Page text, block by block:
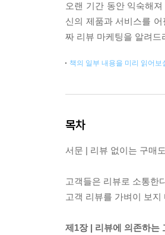
오랜 기간 동안 익숙해
신의 제품과 서비스를
짜 리뷰 마케팅을 알려드
책의 일부 내용을 미리 읽어보
목차
서문 | 리뷰 없이는 구매
고객들은 리뷰로 소통한
고객 리뷰를 가벼이 보
제1장 | 리뷰에 의존하는